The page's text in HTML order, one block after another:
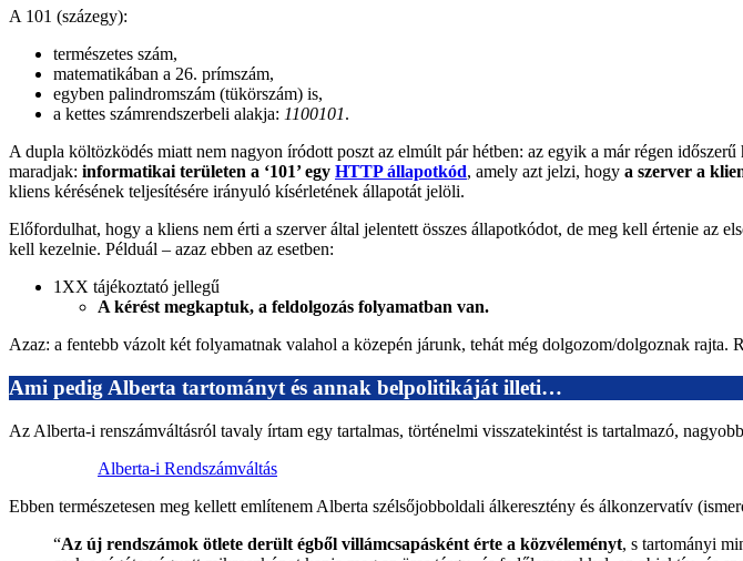
A 101 (százegy):
természetes szám,
matematikában a 26. prímszám,
egyben palindromszám (tükörszám) is,
a kettes számrendszerbeli alakja: 1100101.
A dupla költözködés miatt nem nagyon íródott poszt az elmúlt pár hétben: az egyik a már régen
maradjak: informatikai területen a ‘101’ egy HTTP állapotkód, amely azt jelzi, hogy a szerver a
kliens kérésének teljesítésére irányuló kísérletének állapotát jelöli.
Előfordulhat, hogy a kliens nem érti a szerver által jelentett összes állapotkódot, de meg kell értenie az
kell kezelnie. Példuál – azaz ebben az esetben:
1XX tájékoztató jellegű
A kérést megkaptuk, a feldolgozás folyamatban van.
Azaz: a fentebb vázolt két folyamatnak valahol a közepén járunk, tehát még dolgozom/dolgoznak rajta.
Ami pedig Alberta tartományt és annak belpolitikáját illeti…
Az Alberta-i renszámváltásról tavaly írtam egy tartalmas, történelmi visszatekintést is tartalmazó,
Alberta-i Rendszámváltás
Ebben természetesen meg kellett említenem Alberta szélsőjobboldali álkeresztény és álkonzervatív
“Az új rendszámok ötlete derült égből villámcsapásként érte a közvéleményt, s tartományi